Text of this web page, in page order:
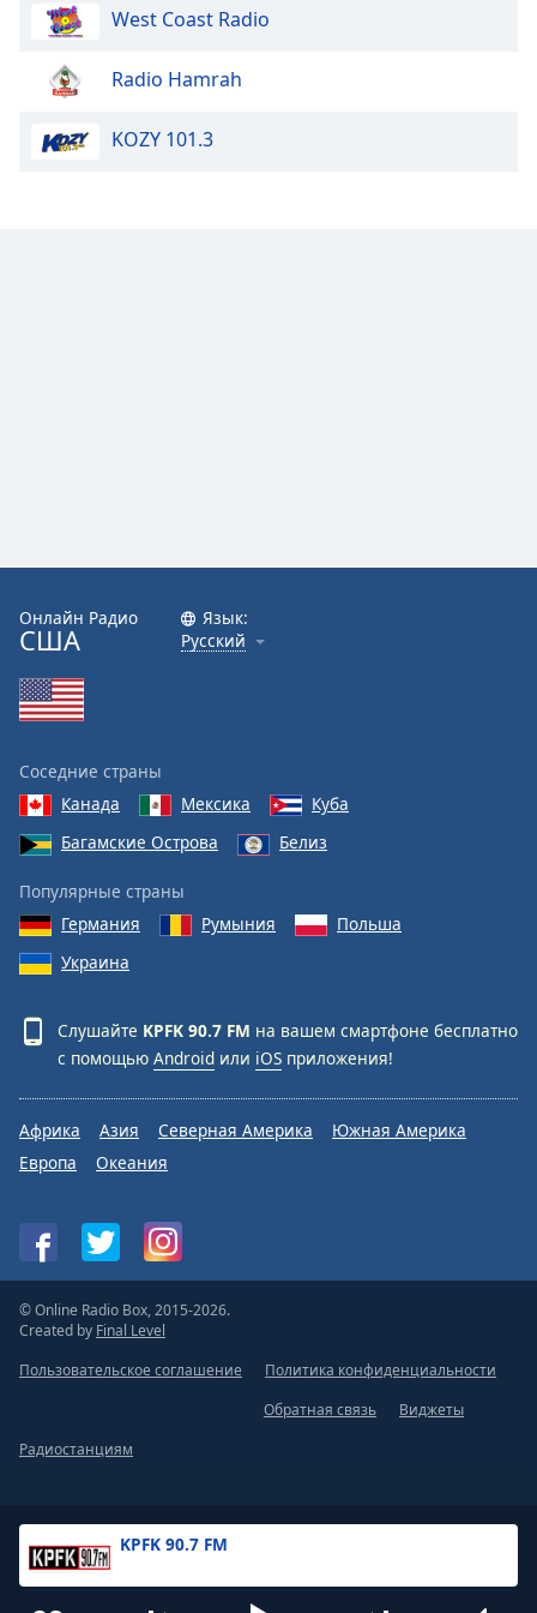
Area
Reset
Done
Close
Modal
End
dialog
window.
KPFK 90.7 FM
West Coast Radio
Radio Hamrah
KOZY 101.3
Онлайн Радио
США
Язык:
Русский
Соседние страны
Канада
Мексика
Куба
Багамские Острова
Белиз
Популярные страны
Германия
Румыния
Польша
Украина
Слушайте KPFK 90.7 FM на вашем смартфоне бесплатно
с помощью Android или iOS приложения!
Африка Азия Северная Америка
Южная Америка
Европа
Океания
© Online Radio Box, 2015-2026.
Created by Final Level
Пользовательское соглашение
Политика конфиденциальности
Обратная связь
Виджеты
Радиостанциям